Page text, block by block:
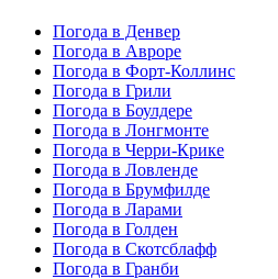
Погода в Денвер
Погода в Авроре
Погода в Форт-Коллинс
Погода в Грили
Погода в Боулдере
Погода в Лонгмонте
Погода в Черри-Крике
Погода в Ловленде
Погода в Брумфилде
Погода в Ларами
Погода в Голден
Погода в Скотсблафф
Погода в Гранби